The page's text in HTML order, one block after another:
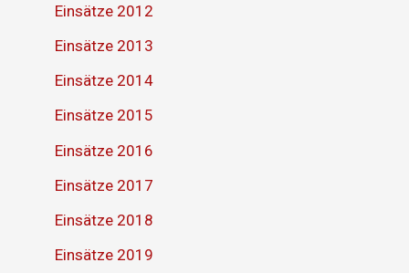
Einsätze 2012
Einsätze 2013
Einsätze 2014
Einsätze 2015
Einsätze 2016
Einsätze 2017
Einsätze 2018
Einsätze 2019